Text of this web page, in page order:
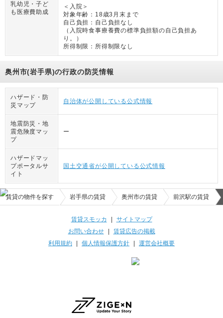
乳幼児・子ど
も医療費助成
＜入院＞
対象年齢： 18歳3月末まで
自己負担： 自己負担なし
（ 入院時食事療養費の標準負担額の自己負担あ
り。
）
所得制限： 所得制限なし
奥州市(岩手県)の行政の防災情報
ハザード・防
災マップ
自治体が公開している公式情報
地震防災・地
震危険度マッ
プ
ー
ハザードマッ
プポータルサ
イト
国土交通省が公開している公式情報
賃貸の物件を探す 岩手県の賃貸 奥州市の賃貸 前沢駅の賃貸
賃貸スモッカ
サイトマップ
お問い合わせ| 賃貸広告の掲載
利用規約
個人情報保護方針 運営会社概要